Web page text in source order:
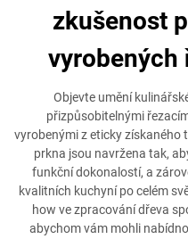
zkušenost
vyrobených
Objevte umění
přizpůsobitelnými
vyrobenými z eticky získaného
prkna jsou navržena tak,
funkční dokonalostí, a
kvalitních kuchyní po celém
how ve zpracování dřeva
abychom vám mohli